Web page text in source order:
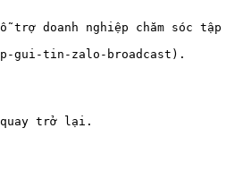
doanh nghiệp chăm sóc tập
gui-tin-zalo-broadcast).
quay trở lại.